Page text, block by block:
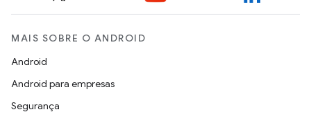
MAIS SOBRE O ANDROID
Android
Android para empresas
Segurança